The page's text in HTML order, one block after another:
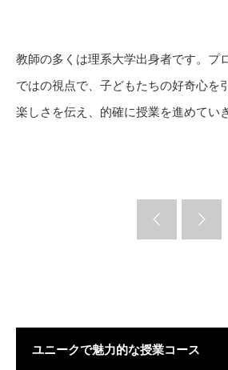
教師の多くは理系大学出身者です。プ
ではの視点で、子どもたちの好奇心を
楽しさを伝え、的確に授業を進めてい
ユニークで魅力的な授業コース